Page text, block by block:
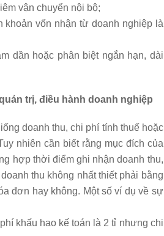
vận chuyển nội bộ;
vốn nhận từ doanh nghiệp là
dần hoặc phân biệt ngắn hạn, dài
trị, điều hành doanh nghiệp
doanh thu, chi phí tính thuế hoặc
nhiên cần biết rằng mục đích của
hợp thời điểm ghi nhận doanh thu,
thu không nhất thiết phải bằng
đơn hay không. Một số ví dụ về sự
khấu hao kế toán là 2 tỉ nhưng chi